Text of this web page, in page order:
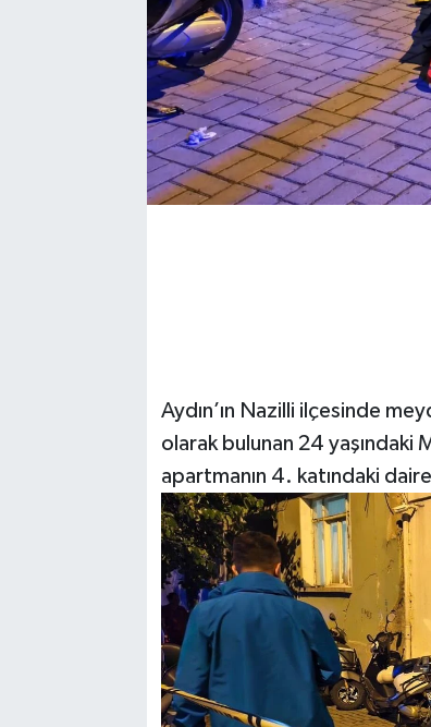
Aydın’ın Nazilli ilçesinde
olarak bulunan 24 yaşındaki
apartmanın 4. katındaki